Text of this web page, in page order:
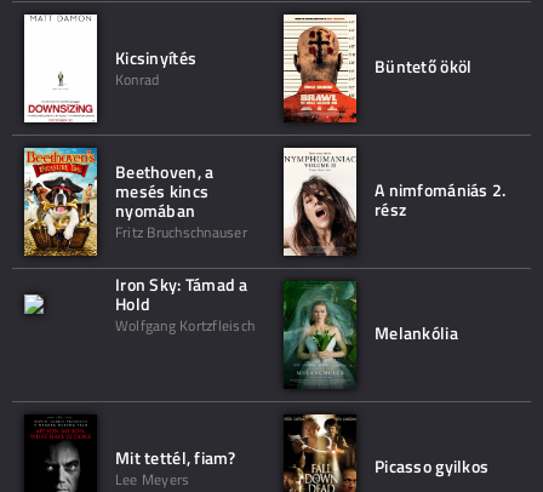
Kicsinyítés
Konrad
Büntető ököl
Beethoven, a
mesés kincs
nyomában
Fritz Bruchschnauser
A nimfomániás 2.
rész
Iron Sky: Támad a
Hold
Wolfgang Kortzfleisch Melankólia
Mit tettél, fiam?
Lee Meyers
Picasso gyilkos